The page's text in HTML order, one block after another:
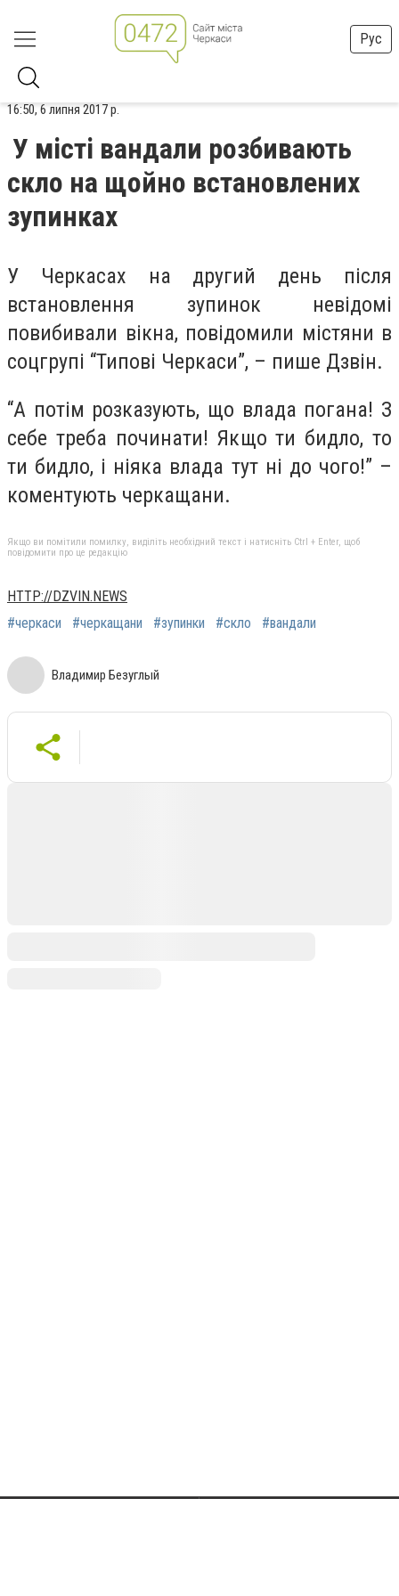
Рус
16:50, 6 липня 2017 р.
У місті вандали розбивають
скло на щойно встановлених
зупинках
У Черкасах на другий день після
встановлення зупинок невідомі
повибивали вікна, повідомили містяни в
соцгрупі “Типові Черкаси”, – пише Дзвін.
“А потім розказують, що влада погана! З
себе треба починати! Якщо ти бидло, то
ти бидло, і ніяка влада тут ні до чого!” –
коментують черкащани.
Якщо ви помітили помилку, виділіть необхідний текст і натисніть Ctrl + Enter, щоб
повідомити про це редакцію
HTTP://DZVIN.NEWS
#черкаси
#черкащани #зупинки #скло #вандали
Владимир Безуглый